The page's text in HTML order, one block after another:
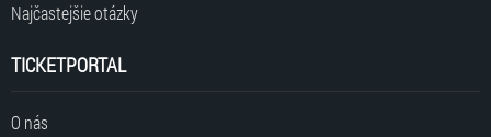
Najčastejšie otázky
TICKETPORTAL
O nás